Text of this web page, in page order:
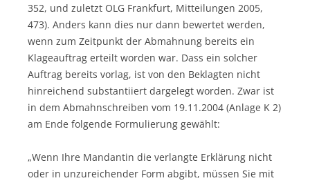
352, und zuletzt OLG Frankfurt, Mitteilungen 2005,
473). Anders kann dies nur dann bewertet werden,
wenn zum Zeitpunkt der Abmahnung bereits ein
Klageauftrag erteilt worden war. Dass ein solcher
Auftrag bereits vorlag, ist von den Beklagten nicht
hinreichend substantiiert dargelegt worden. Zwar ist
in dem Abmahnschreiben vom 19.11.2004 (Anlage K 2)
am Ende folgende Formulierung gewählt:
„Wenn Ihre Mandantin die verlangte Erklärung nicht
oder in unzureichender Form abgibt, müssen Sie mit